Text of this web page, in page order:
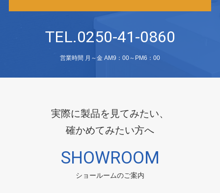
TEL.0250-41-0860
営業時間 月～金 AM9：00～PM6：00
実際に製品を見てみたい、
確かめてみたい方へ
SHOWROOM
ショールームのご案内